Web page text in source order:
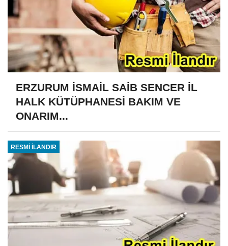
ERZURUM İSMAİL SAİB SENCER İL
HALK KÜTÜPHANESİ BAKIM VE
ONARIM...
RESMİ İLANDIR